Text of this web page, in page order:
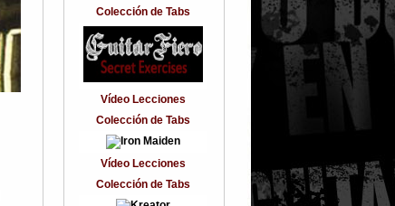
Colección de Tabs
Vídeo Lecciones
Colección de Tabs
Vídeo Lecciones
Colección de Tabs